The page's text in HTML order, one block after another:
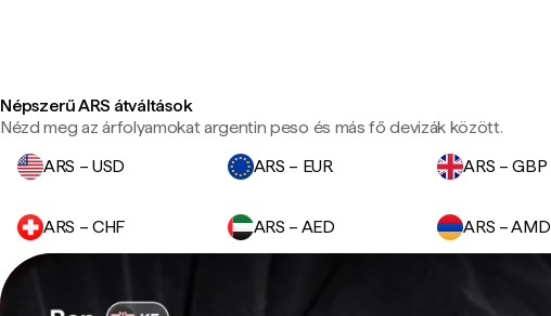
Népszerű ARS átváltások
Nézd meg az árfolyamokat argentin peso és más fő devizák között.
ARS – USD
ARS – EUR ARS – GBP
ARS – CHF ARS – AED ARS – AMD